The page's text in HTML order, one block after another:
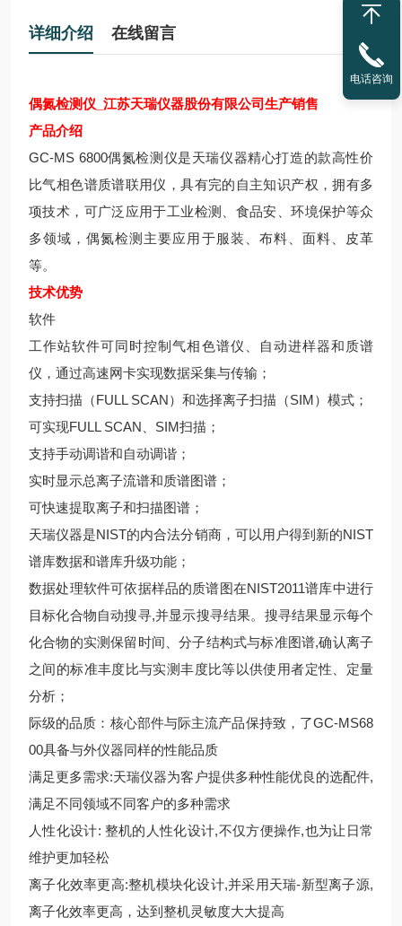
详细介绍 在线留言
偶氮检测仪_江苏天瑞仪器股份有限公司生产销售
产品介绍
GC-MS 6800偶氮检测仪是天瑞仪器精心打造的款高性价
比气相色谱质谱联用仪，具有完的自主知识产权，拥有多
项技术，可广泛应用于工业检测、食品安、环境保护等众
多领域，偶氮检测主要应用于服装、布料、面料、皮革
等。
技术优势
软件
工作站软件可同时控制气相色谱仪、自动进样器和质谱
仪，通过高速网卡实现数据采集与传输；
支持扫描（FULL SCAN）和选择离子扫描（SIM）模式；
可实现FULL SCAN、SIM扫描；
支持手动调谐和自动调谐；
实时显示总离子流谱和质谱图谱；
可快速提取离子和扫描图谱；
天瑞仪器是NIST的内合法分销商，可以用户得到新的NIST
谱库数据和谱库升级功能；
数据处理软件可依据样品的质谱图在NIST2011谱库中进行
目标化合物自动搜寻,并显示搜寻结果。搜寻结果显示每个
化合物的实测保留时间、分子结构式与标准图谱,确认离子
之间的标准丰度比与实测丰度比等以供使用者定性、定量
分析；
际级的品质：核心部件与际主流产品保持致，了GC-MS68
00具备与外仪器同样的性能品质
满足更多需求:天瑞仪器为客户提供多种性能优良的选配件,
满足不同领域不同客户的多种需求
人性化设计: 整机的人性化设计,不仅方便操作,也为让日常
维护更加轻松
离子化效率更高:整机模块化设计,并采用天瑞-新型离子源,
离子化效率更高，达到整机灵敏度大大提高
电话咨询